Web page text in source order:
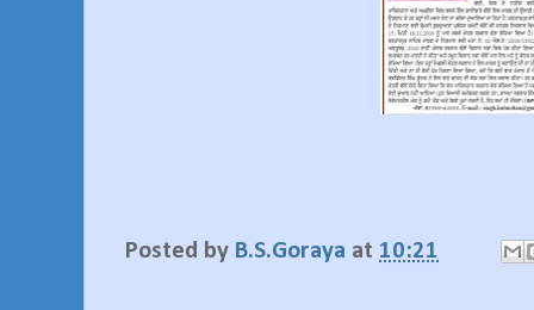
Posted by B.S.Goraya at 10:21